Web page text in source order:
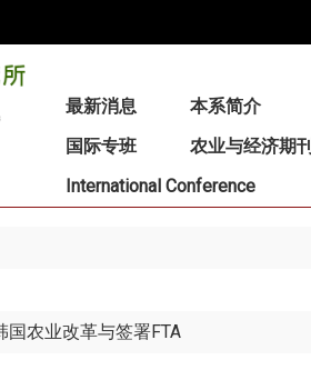
最新消息 本系简介
国际专班
农业与经济期刊
International Conference
农业改革与签署FTA